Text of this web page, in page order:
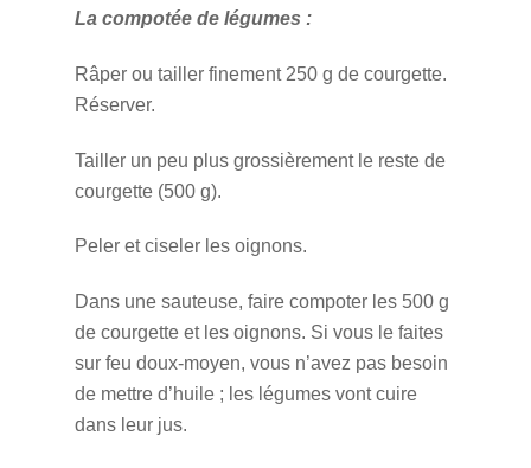
La compotée de légumes :
Râper ou tailler finement 250 g de courgette.
Réserver.
Tailler un peu plus grossièrement le reste de
courgette (500 g).
Peler et ciseler les oignons.
Dans une sauteuse, faire compoter les 500 g
de courgette et les oignons. Si vous le faites
sur feu doux-moyen, vous n’avez pas besoin
de mettre d’huile ; les légumes vont cuire
dans leur jus.